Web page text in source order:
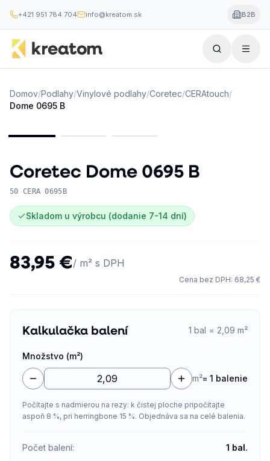
+421 951 784 704 info@kreatom.sk B2B
Domov/Podlahy/Vinylové podlahy/Coretec/CERAtouch/
Dome 0695 B
Coretec Dome 0695 B
50 CERA 0695B
Skladom u výrobcu (dodanie 7-14 dní)
83,95 €/ m² s DPH
Cena bez DPH: 68,25 €
Kalkulačka balení 1 bal = 2,09 m²
Množstvo (m²)
m²= 1 balenie
Počítajte s nadmierou na rezy: k čistej ploche pripočítajte
aspoň 8 %, pri herringbone 15 %. Objednáva sa na celé balenia.
Počet balení: 1 bal.